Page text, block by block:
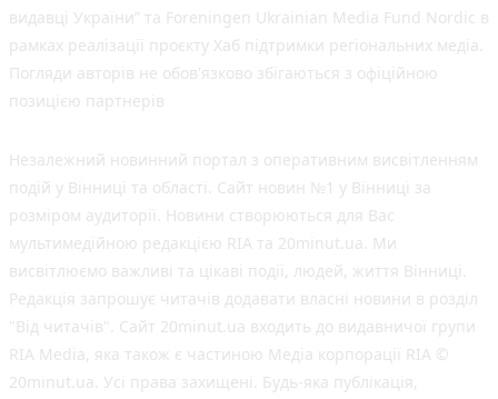
видавці України” та Foreningen Ukrainian Media Fund Nordic в
рамках реалізації проєкту Хаб підтримки регіональних медіа.
Погляди авторів не обов'язково збігаються з офіційною
позицією партнерів
Незалежний новинний портал з оперативним висвітленням
подій у Вінниці та області. Сайт новин №1 у Вінниці за
розміром аудиторії. Новини створюються для Вас
мультимедійною редакцією RIA та 20minut.ua. Ми
висвітлюємо важливі та цікаві події, людей, життя Вінниці.
Редакція запрошує читачів додавати власні новини в розділ
"Від читачів". Сайт 20minut.ua входить до видавничої групи
RIA Media, яка також є частиною Медіа корпорації RIA ©
20minut.ua. Усі права захищені. Будь-яка публiкацiя,